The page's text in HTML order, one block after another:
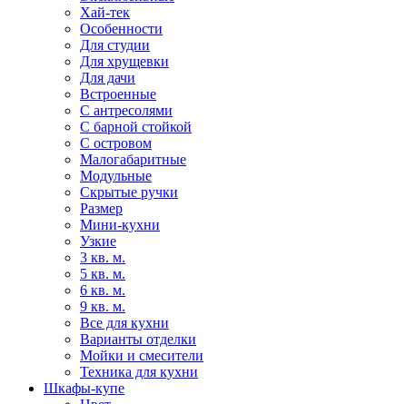
Хай-тек
Особенности
Для студии
Для хрущевки
Для дачи
Встроенные
С антресолями
С барной стойкой
С островом
Малогабаритные
Модульные
Скрытые ручки
Размер
Мини-кухни
Узкие
3 кв. м.
5 кв. м.
6 кв. м.
9 кв. м.
Все для кухни
Варианты отделки
Мойки и смесители
Техника для кухни
Шкафы-купе